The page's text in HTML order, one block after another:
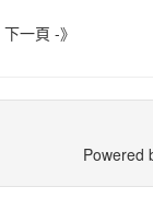
下一頁 -》
Powered